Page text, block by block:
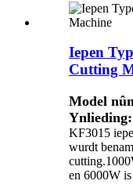
Iepen
Cutting
Model
Ynlieding:
KF3015
wurdt
en 6000W